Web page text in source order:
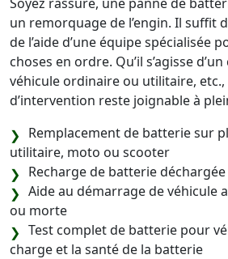
un remorquage de l’engin. Il suffit
de l’aide d’une équipe spécialisée
choses en ordre. Qu’il s’agisse
véhicule ordinaire ou utilitaire, etc.,
d’intervention reste joignable à
Remplacement de batterie sur
utilitaire, moto ou scooter
Recharge de batterie
Aide au démarrage de véhicule
ou morte
Test complet de batterie pour
charge et la santé de la batterie